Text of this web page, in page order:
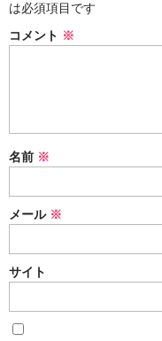
は必須項目です
コメント ※
名前 ※
メール ※
サイト